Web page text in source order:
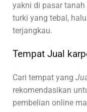
yakni di pasar
turki yang tebal,
terjangkau.
Tempat Jual
Cari tempat yang
rekomendasikan
pembelian online